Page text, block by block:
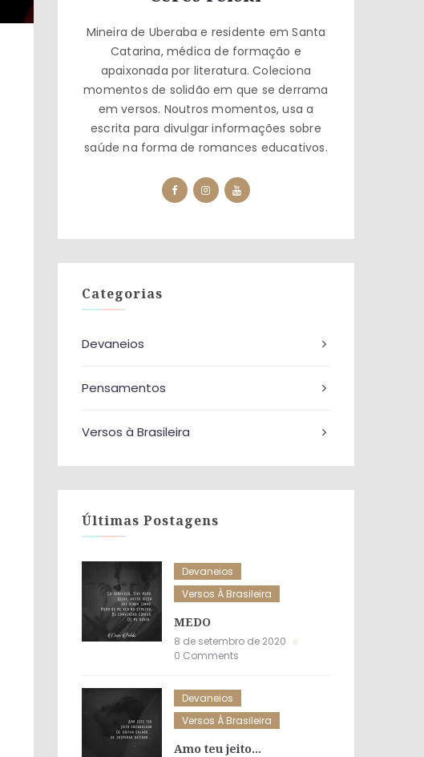
Mineira de Uberaba e residente em Santa
Catarina, médica de formação e
apaixonada por literatura. Coleciona
momentos de solidão em que se derrama
em versos. Noutros momentos, usa a
escrita para divulgar informações sobre
saúde na forma de romances educativos.
Categorias
Devaneios
Pensamentos
Versos à Brasileira
Últimas Postagens
Devaneios
Versos À Brasileira
MEDO
8 de setembro de 2020
0 Comments
Devaneios
Versos À Brasileira
Amo teu jeito…